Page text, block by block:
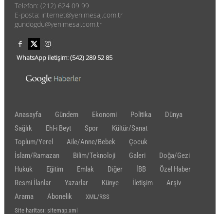
Telefon: (212) 624 09 99
E-posta: internet@yenimesaj.com.tr
gundogdu@yenimesaj.com.tr
WhatsApp iletişim:(542)289 52 85
Anasayfa Gündem Ekonomi Politika
Dünya
Sağlık
Ehl-i Beyt Spor
Kültür/Sanat
Toplum/Yerel
Aile/Anne/Bebek
Çocuk
İslam/Ramazan
Bilim/Teknoloji Galeri
Doğa/Gezi
Hukuk
Eğitim Emlak Diğer İBB
Özel Haber
Resmi İlanlar
Yazarlar Künye İletişim
Arşiv
Arama
Abonelik
XML/RSS
Site haritası: sitemap.xml